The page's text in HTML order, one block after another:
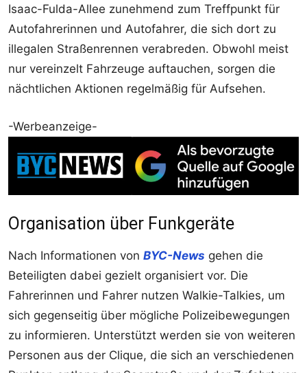
Isaac-Fulda-Allee zunehmend zum Treffpunkt für
Autofahrerinnen und Autofahrer, die sich dort zu
illegalen Straßenrennen verabreden. Obwohl meist
nur vereinzelt Fahrzeuge auftauchen, sorgen die
nächtlichen Aktionen regelmäßig für Aufsehen.
-Werbeanzeige-
Organisation über Funkgeräte
Nach Informationen von BYC-News gehen die
Beteiligten dabei gezielt organisiert vor. Die
Fahrerinnen und Fahrer nutzen Walkie-Talkies, um
sich gegenseitig über mögliche Polizeibewegungen
zu informieren. Unterstützt werden sie von weiteren
Personen aus der Clique, die sich an verschiedenen